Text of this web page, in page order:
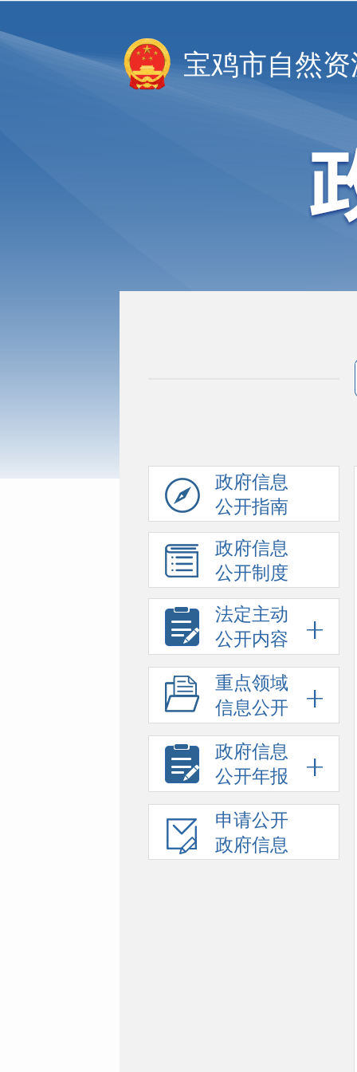
宝鸡市自然
政府信息
公开指南
政府信息
公开制度
法定主动
公开内容
重点领域
信息公开
政府信息
公开年报
申请公开
政府信息